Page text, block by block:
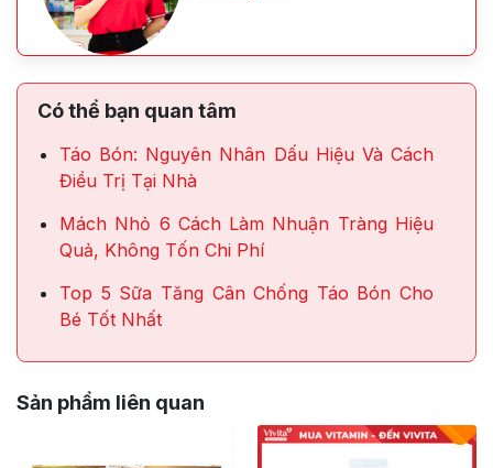
Có thể bạn quan tâm
Táo Bón: Nguyên Nhân Dấu Hiệu Và Cách
Điều Trị Tại Nhà
Mách Nhỏ 6 Cách Làm Nhuận Tràng Hiệu
Quả, Không Tốn Chi Phí
Top 5 Sữa Tăng Cân Chống Táo Bón Cho
Bé Tốt Nhất
Sản phẩm liên quan